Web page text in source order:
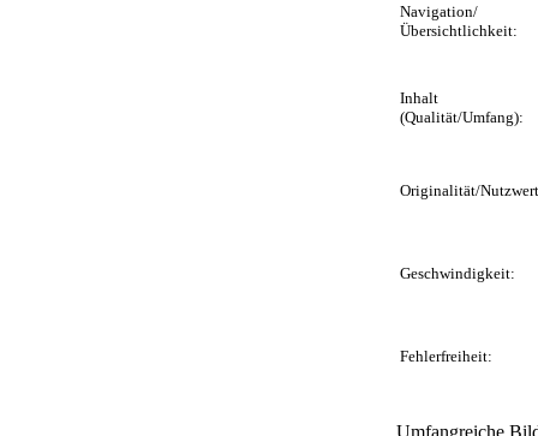
Navigation/
Übersichtlichkeit:
Inhalt
(Qualität/Umfang):
Originalität/
Geschwindigkeit:
Fehlerfreiheit:
Umfangreiche